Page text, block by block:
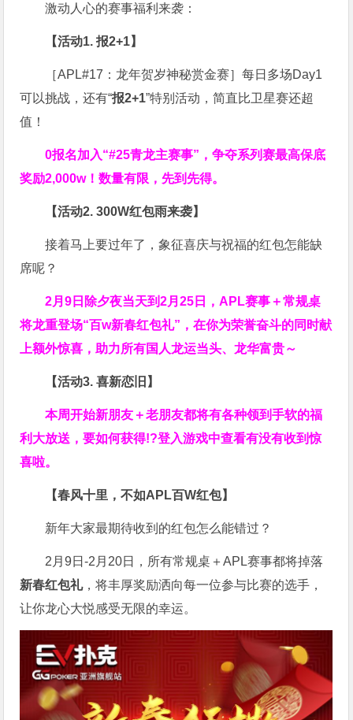
激动人心的赛事福利来袭：
【活动1. 报2+1】
［APL#17：龙年贺岁神秘赏金赛］每日多场Day1
可以挑战，还有“报2+1”特别活动，简直比卫星赛还超
值！
0报名加入“#25青龙主赛事”，争夺系列赛最高保底
奖励2,000w！数量有限，先到先得。
【活动2. 300W红包雨来袭】
接着马上要过年了，象征喜庆与祝福的红包怎能缺
席呢？
2月9日除夕夜当天到2月25日，APL赛事＋常规桌
将龙重登场“百w新春红包礼”，在你为荣誉奋斗的同时献
上额外惊喜，助力所有国人龙运当头、龙华富贵～
【活动3. 喜新恋旧】
本周开始新朋友＋老朋友都将有各种领到手软的福
利大放送，要如何获得!?登入游戏中查看有没有收到惊
喜啦。
【春风十里，不如APL百W红包】
新年大家最期待收到的红包怎么能错过？
2月9日-2月20日，所有常规桌＋APL赛事都将掉落
新春红包礼，将丰厚奖励洒向每一位参与比赛的选手，
让你龙心大悦感受无限的幸运。